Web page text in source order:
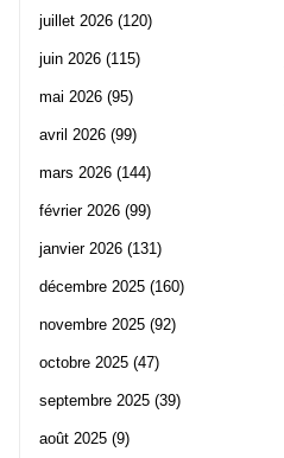
juillet 2026 (120)
juin 2026 (115)
mai 2026 (95)
avril 2026 (99)
mars 2026 (144)
février 2026 (99)
janvier 2026 (131)
décembre 2025 (160)
novembre 2025 (92)
octobre 2025 (47)
septembre 2025 (39)
août 2025 (9)